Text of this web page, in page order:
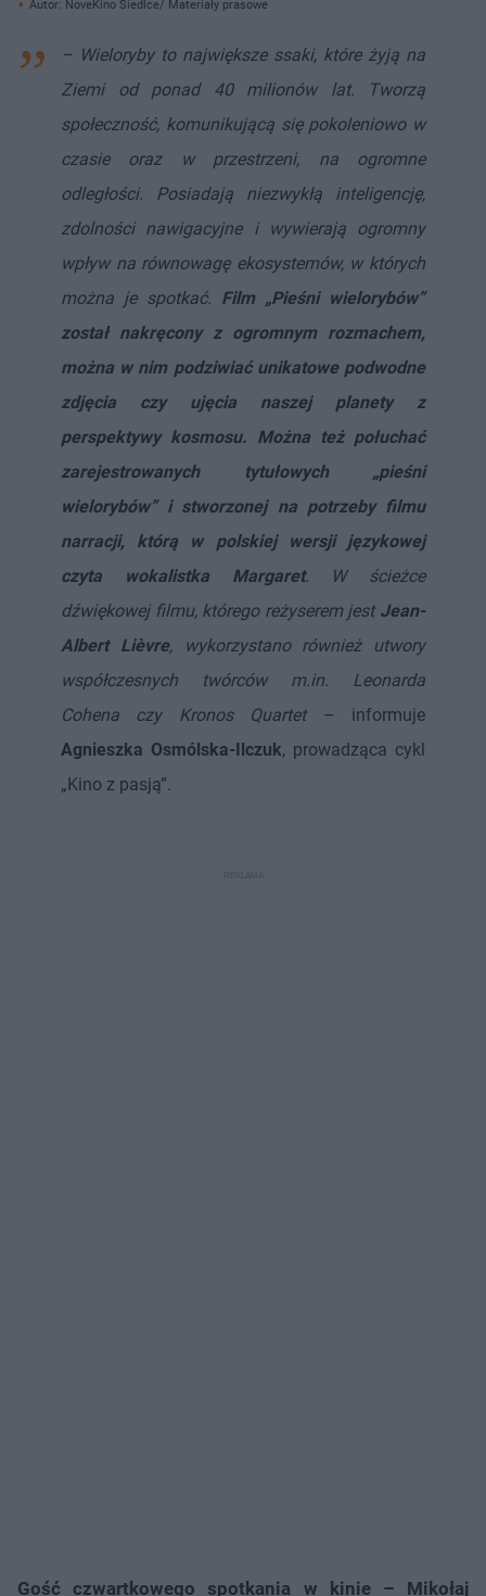
Autor: NoveKino Siedlce/ Materiały prasowe
– Wieloryby to największe ssaki, które żyją na
Ziemi od ponad 40 milionów lat. Tworzą
społeczność, komunikującą się pokoleniowo w
czasie oraz w przestrzeni, na ogromne
odległości. Posiadają niezwykłą inteligencję,
zdolności nawigacyjne i wywierają ogromny
wpływ na równowagę ekosystemów, w których
można je spotkać. Film „Pieśni wielorybów”
został nakręcony z ogromnym rozmachem,
można w nim podziwiać unikatowe podwodne
zdjęcia czy ujęcia naszej planety z
perspektywy kosmosu. Można też połuchać
zarejestrowanych tytułowych „pieśni
wielorybów” i stworzonej na potrzeby filmu
narracji, którą w polskiej wersji językowej
czyta wokalistka Margaret. W ścieżce
dźwiękowej filmu, którego reżyserem jest Jean-
Albert Lièvre, wykorzystano również utwory
współczesnych twórców m.in. Leonarda
Cohena czy Kronos Quartet– informuje
Agnieszka Osmólska-Ilczuk, prowadząca cykl
„Kino z pasją”.
Gość czwartkowego spotkania w kinie – Mikołaj